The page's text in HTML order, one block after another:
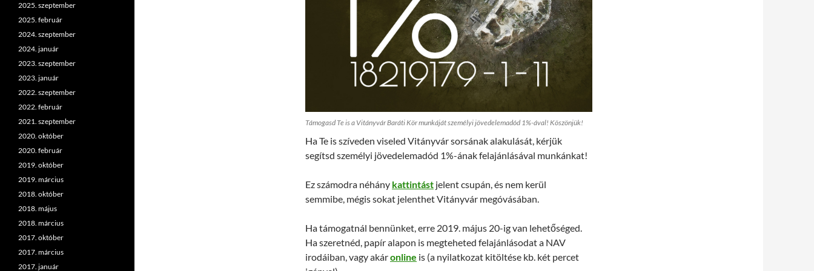
Támogasd Te is a Vitányvár Baráti Kör munkáját személyi jövedelemadód 1%-ával! Köszönjük!
Ha Te is szíveden viseled Vitányvár sorsának alakulását, kérjük
segítsd személyi jövedelemadód 1%-ának felajánlásával munkánkat!
Ez számodra néhány kattintást jelent csupán, és nem kerül
semmibe, mégis sokat jelenthet Vitányvár megóvásában.
Ha támogatnál bennünket, erre 2019. május 20-ig van lehetőséged.
Ha szeretnéd, papír alapon is megteheted felajánlásodat a NAV
irodáiban, vagy akáronline is (a nyilatkozat kitöltése kb. két percet
2025. szeptember
2025. február
2024. szeptember
2024. január
2023. szeptember
2023. január
2022. szeptember
2022. február
2021. szeptember
2020. október
2020. február
2019. október
2019. március
2018. október
2018. május
2018. március
2017. október
2017. március
2017. január